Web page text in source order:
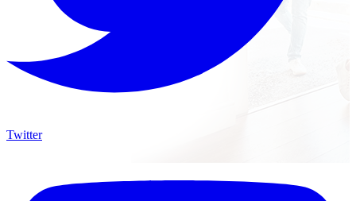
Twitter